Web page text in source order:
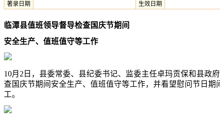
著录日期
生效日期
临潭县值班领导督导检查国庆节期间
安全生产、值班值守等工作
10月2日，县委常委、县纪委书记、监委主任卓玛贡保和县政
查国庆节期间安全生产、值班值守等工作，并看望慰问节日期
工。